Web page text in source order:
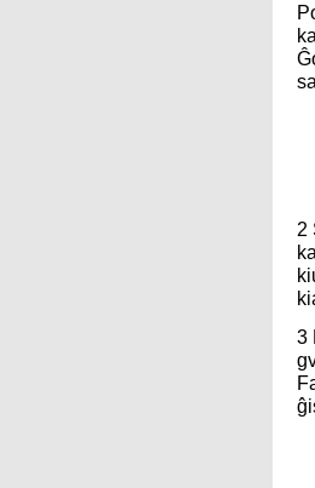
2
3